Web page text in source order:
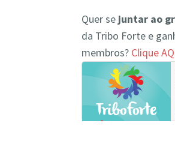
Quer se juntar ao
da Tribo Forte e
membros? Clique